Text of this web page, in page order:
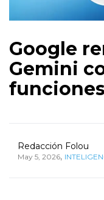
Google
Gemini
Redacción Folou
May 5, 2026,